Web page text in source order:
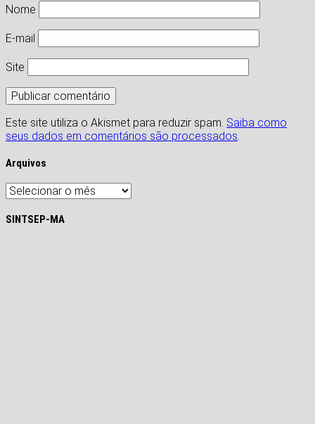
Nome
E-mail
Site
Este site utiliza o Akismet para reduzir spam. Saiba como
seus dados em comentários são processados
Arquivos
Arquivos
SINTSEP-MA